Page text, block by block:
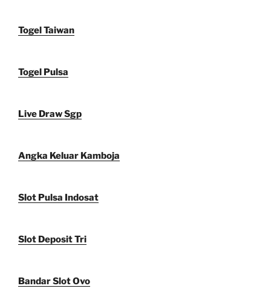
Togel Taiwan
Togel Pulsa
Live Draw Sgp
Angka Keluar Kamboja
Slot Pulsa Indosat
Slot Deposit Tri
Bandar Slot Ovo